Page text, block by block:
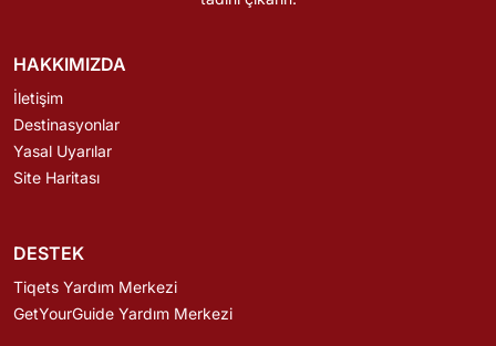
HAKKIMIZDA
İletişim
Destinasyonlar
Yasal Uyarılar
Site Haritası
DESTEK
Tiqets Yardım Merkezi
GetYourGuide Yardım Merkezi